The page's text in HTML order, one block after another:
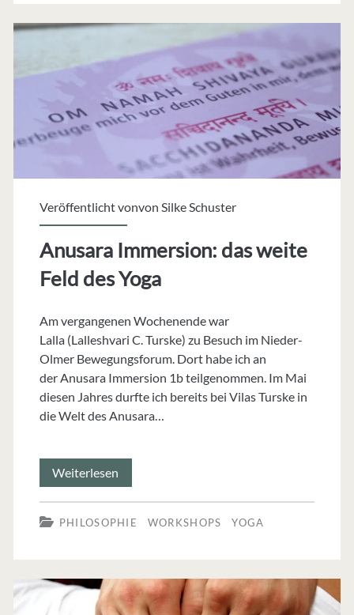
UNIT
Yoga
Veröffentlicht vonvon Silke Schuster
Anusara Immersion: das weite
Feld des Yoga
Am vergangenen Wochenende war
Lalla (Lalleshvari C. Turske) zu Besuch im Nieder-
Olmer Bewegungsforum. Dort habe ich an
der Anusara Immersion 1b teilgenommen. Im Mai
diesen Jahres durfte ich bereits bei Vilas Turske in
die Welt des Anusara…
Weiterlesen
Immersion:
das
Feld
PHILOSOPHIE WORKSHOPS YOGA